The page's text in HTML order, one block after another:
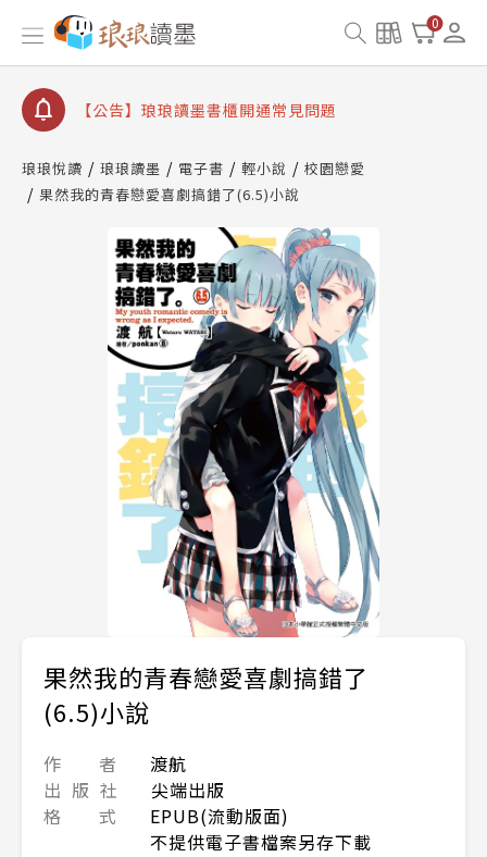
0
查詢
【公告】琅琅讀墨數位閱讀資產合併與書櫃開通申請
【公告】琅琅讀墨書櫃開通常見問題
請圖文教學
【公告】琅琅書店服務升級重要說明及資產合併結果
查詢
【公告】琅琅讀墨數位閱讀資產合併與書櫃開通申請
琅琅悅讀 琅琅讀墨 電子書 輕小說
校園戀愛
果然我的青春戀愛喜劇搞錯了(6.5)小說
果然我的青春戀愛喜劇搞錯了
(6.5)小說
作 者
渡航
出 版 社
尖端出版
格 式
EPUB(流動版面)
不提供電子書檔案另存下載